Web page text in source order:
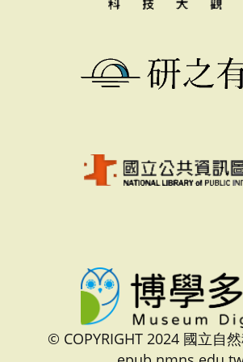
© COPYRIGHT 2024 國立自